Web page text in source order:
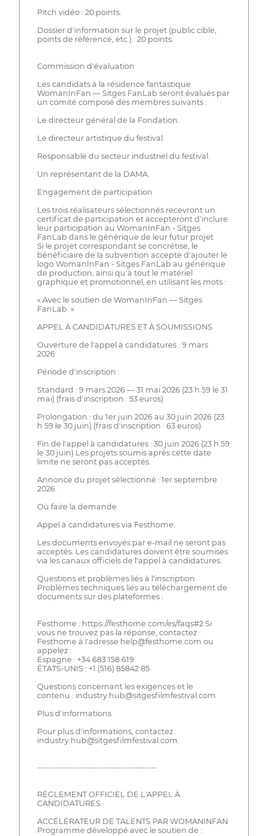
Pitch vidéo : 20 points.
Dossier d'information sur le projet (public cible,
points de référence, etc.) : 20 points.
Commission d'évaluation
Les candidats à la résidence fantastique
WomanInFan — Sitges FanLab seront évalués par
un comité composé des membres suivants :
Le directeur général de la Fondation.
Le directeur artistique du festival.
Responsable du secteur industriel du festival.
Un représentant de la DAMA.
Engagement de participation
Les trois réalisateurs sélectionnés recevront un
certificat de participation et accepteront d'inclure
leur participation au WomanInFan - Sitges
FanLab dans le générique de leur futur projet
Si le projet correspondant se concrétise, le
bénéficiaire de la subvention accepte d'ajouter le
logo WomanInFan - Sitges FanLab au générique
de production, ainsi qu'à tout le matériel
graphique et promotionnel, en utilisant les mots :
« Avec le soutien de WomanInFan — Sitges
FanLab. »
APPEL À CANDIDATURES ET À SOUMISSIONS
Ouverture de l'appel à candidatures : 9 mars
2026
Période d'inscription :
Standard : 9 mars 2026 — 31 mai 2026 (23 h 59 le 31
mai) (frais d'inscription : 53 euros)
Prolongation : du 1er juin 2026 au 30 juin 2026 (23
h 59 le 30 juin) (frais d'inscription : 63 euros)
Fin de l'appel à candidatures : 30 juin 2026 (23 h 59
le 30 juin) Les projets soumis après cette date
limite ne seront pas acceptés.
Annonce du projet sélectionné : 1er septembre
2026.
Où faire la demande
Appel à candidatures via Festhome.
Les documents envoyés par e-mail ne seront pas
acceptés. Les candidatures doivent être soumises
via les canaux officiels de l'appel à candidatures.
Questions et problèmes liés à l'inscription
Problèmes techniques liés au téléchargement de
documents sur des plateformes :
Festhome : https://festhome.com/es/faqs#2 Si
vous ne trouvez pas la réponse, contactez
Festhome à l'adresse help@festhome.com ou
appelez :
Espagne : +34 683 158 619
ÉTATS-UNIS : +1 (516) 85842 85
Questions concernant les exigences et le
contenu : industry.hub@sitgesfilmfestival.com
Plus d'informations
Pour plus d'informations, contactez
industry.hub@sitgesfilmfestival.com.
----------------------------------------
RÈGLEMENT OFFICIEL DE L'APPEL À
CANDIDATURES
ACCÉLÉRATEUR DE TALENTS PAR WOMANINFAN
Programme développé avec le soutien de :